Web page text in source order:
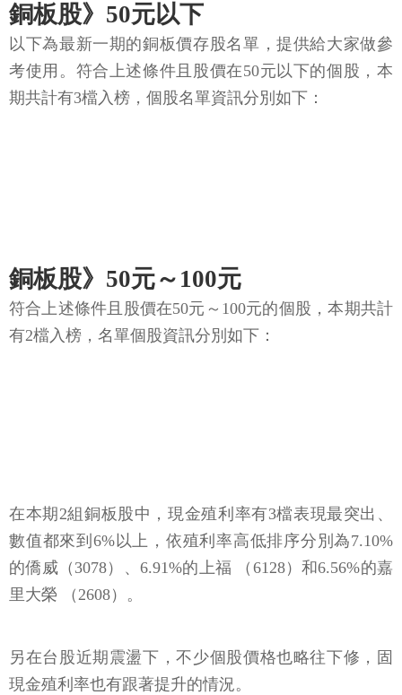
銅板股》50元以下
以下為最新一期的銅板價存股名單，提供給大家做參
考使用。符合上述條件且股價在50元以下的個股，本
期共計有3檔入榜，個股名單資訊分別如下：
銅板股》50元～100元
符合上述條件且股價在50元～100元的個股，本期共計
有2檔入榜，名單個股資訊分別如下：
在本期2組銅板股中，現金殖利率有3檔表現最突出、
數值都來到6%以上，依殖利率高低排序分別為7.10%
的僑威（3078）、6.91%的上福 （6128）和6.56%的嘉
里大榮 （2608）。
另在台股近期震盪下，不少個股價格也略往下修，固
現金殖利率也有跟著提升的情況。